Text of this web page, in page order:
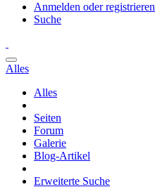
Anmelden oder registrieren
Suche
Alles
Alles
Seiten
Forum
Galerie
Blog-Artikel
Erweiterte Suche